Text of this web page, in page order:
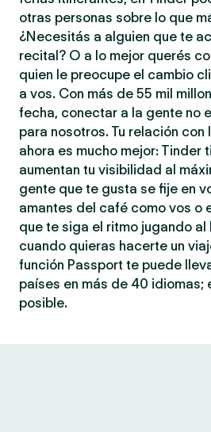
otras personas sobre lo que
¿Necesitás a alguien que te
recital? O a lo mejor querés
quien le preocupe el cambio
a vos. Con más de 55 mil
fecha, conectar a la gente no
para nosotros. Tu relación con
ahora es mucho mejor: Tinder
aumentan tu visibilidad al
gente que te gusta se fije en
amantes del café como vos o
que te siga el ritmo jugando al
cuando quieras hacerte un
función Passport te puede
países en más de 40 idiomas;
posible.